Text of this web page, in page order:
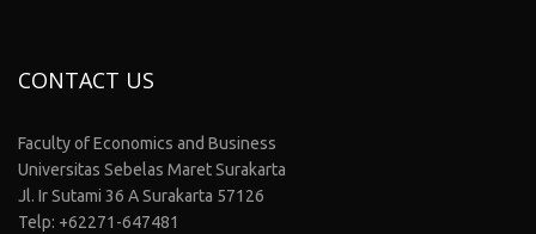
CONTACT US
Faculty of Economics and Business
Universitas Sebelas Maret Surakarta
Jl. Ir Sutami 36 A Surakarta 57126
Telp: +62271-647481